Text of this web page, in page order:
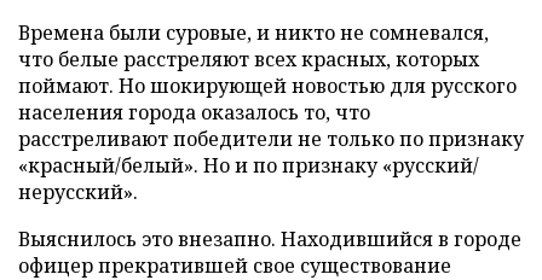
Времена были суровые, и никто не сомневался,
что белые расстреляют всех красных, которых
поймают. Но шокирующей новостью для русского
населения города оказалось то, что
расстреливают победители не только по признаку
«красный/белый». Но и по признаку «русский/
нерусский».
Выяснилось это внезапно. Находившийся в городе
офицер прекратившей свое существование